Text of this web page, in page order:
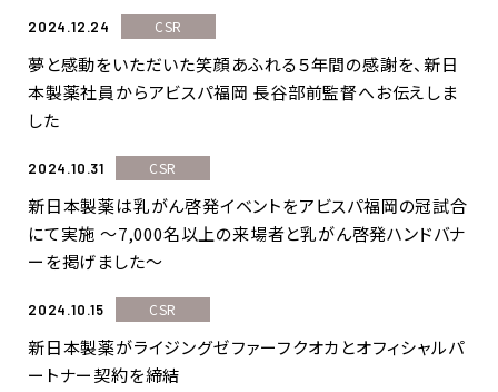
2024.12.24 CSR
夢と感動をいただいた笑顔あふれる５年間の感謝を、新日
本製薬社員からアビスパ福岡 長谷部前監督へお伝えしま
した
2024.10.31 CSR
新日本製薬は乳がん啓発イベントをアビスパ福岡の冠試合
にて実施 ～7,000名以上の来場者と乳がん啓発ハンドバナ
ーを掲げました～
2024.10.15 CSR
新日本製薬がライジングゼファーフクオカとオフィシャルパ
ートナー契約を締結